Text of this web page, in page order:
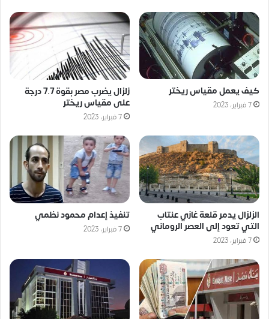
كيف يعمل مقياس ريختر
7 فبراير، 2023
زلزال يضرب مصر بقوة 7.7 درجة
على مقياس ريختر
7 فبراير، 2023
الزلزال يدمر قلعة غازي عنتاب
التي تعود إلى العصر الروماني
7 فبراير، 2023
تنفيذ إعدام محمود نظمي
7 فبراير، 2023